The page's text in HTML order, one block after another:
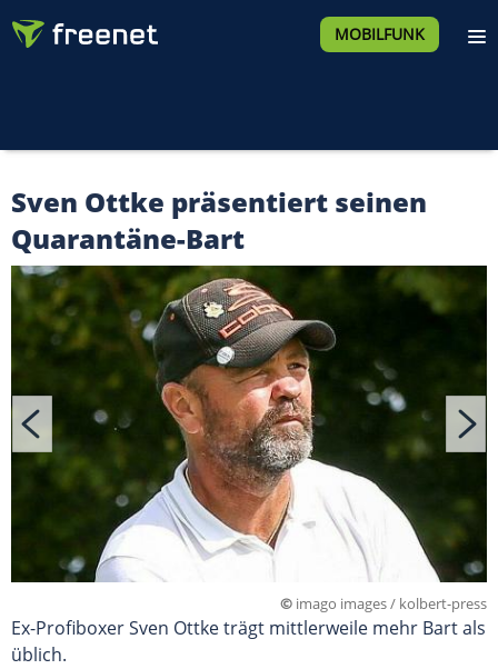
MOBILFUNK
Sven Ottke präsentiert seinen
Quarantäne-Bart
© imago images / kolbert-press
Ex-Profiboxer Sven Ottke trägt mittlerweile mehr Bart als
üblich.